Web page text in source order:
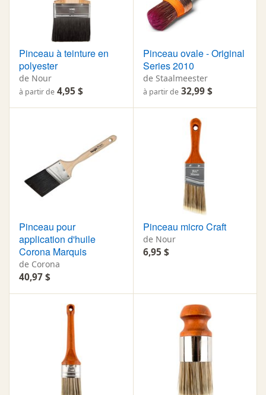
Pinceau à teinture en
polyester
de Nour
à partir de 4,95 $
Pinceau ovale - Original
Series 2010
de Staalmeester
à partir de 32,99 $
Pinceau pour
application d'huile
Corona Marquis
de Corona
40,97 $
Pinceau micro Craft
de Nour
6,95 $